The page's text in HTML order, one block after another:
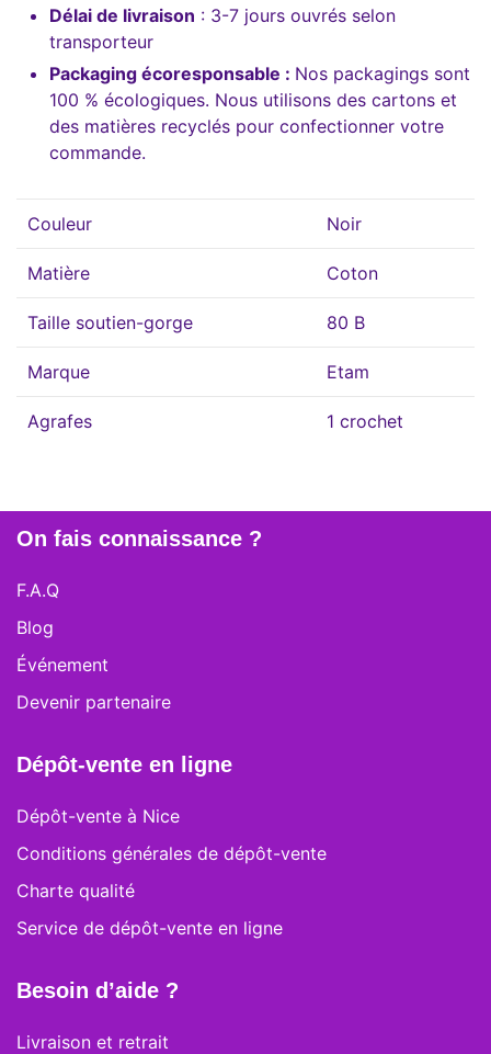
Délai de livraison : 3-7 jours ouvrés selon
transporteur
Packaging écoresponsable : Nos packagings sont
100 % écologiques. Nous utilisons des cartons et
des matières recyclés pour confectionner votre
commande.
Couleur Noir
Matière Coton
Taille soutien-gorge 80 B
Marque Etam
Agrafes 1 crochet
On fais connaissance ?
F.A.Q
Blog
Événement
Devenir partenaire
Dépôt-vente en ligne
Dépôt-vente à Nice
Conditions générales de dépôt-vente
Charte qualité
Service de dépôt-vente en ligne
Besoin d’aide ?
Livraison et retrait